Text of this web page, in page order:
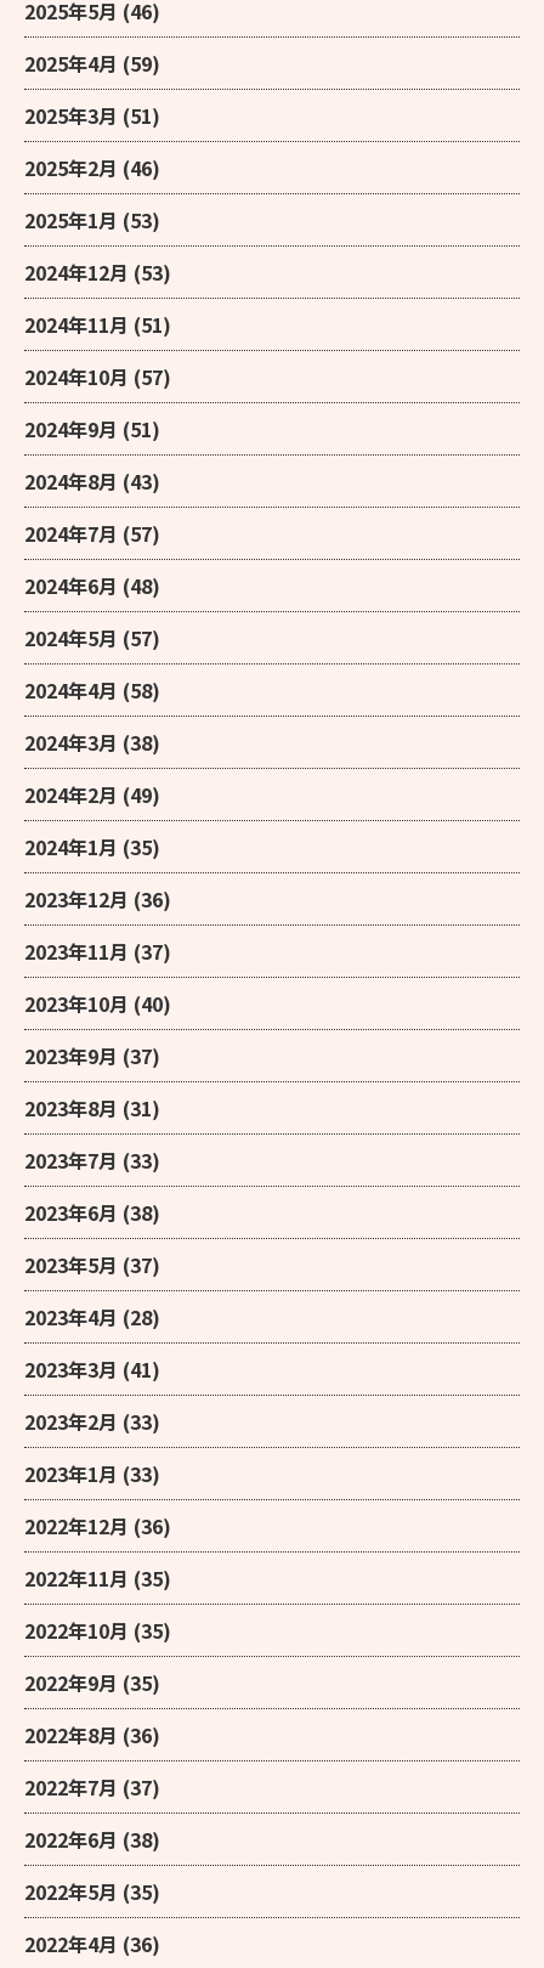
2025年5月 (46)
2025年4月 (59)
2025年3月 (51)
2025年2月 (46)
2025年1月 (53)
2024年12月 (53)
2024年11月 (51)
2024年10月 (57)
2024年9月 (51)
2024年8月 (43)
2024年7月 (57)
2024年6月 (48)
2024年5月 (57)
2024年4月 (58)
2024年3月 (38)
2024年2月 (49)
2024年1月 (35)
2023年12月 (36)
2023年11月 (37)
2023年10月 (40)
2023年9月 (37)
2023年8月 (31)
2023年7月 (33)
2023年6月 (38)
2023年5月 (37)
2023年4月 (28)
2023年3月 (41)
2023年2月 (33)
2023年1月 (33)
2022年12月 (36)
2022年11月 (35)
2022年10月 (35)
2022年9月 (35)
2022年8月 (36)
2022年7月 (37)
2022年6月 (38)
2022年5月 (35)
2022年4月 (36)